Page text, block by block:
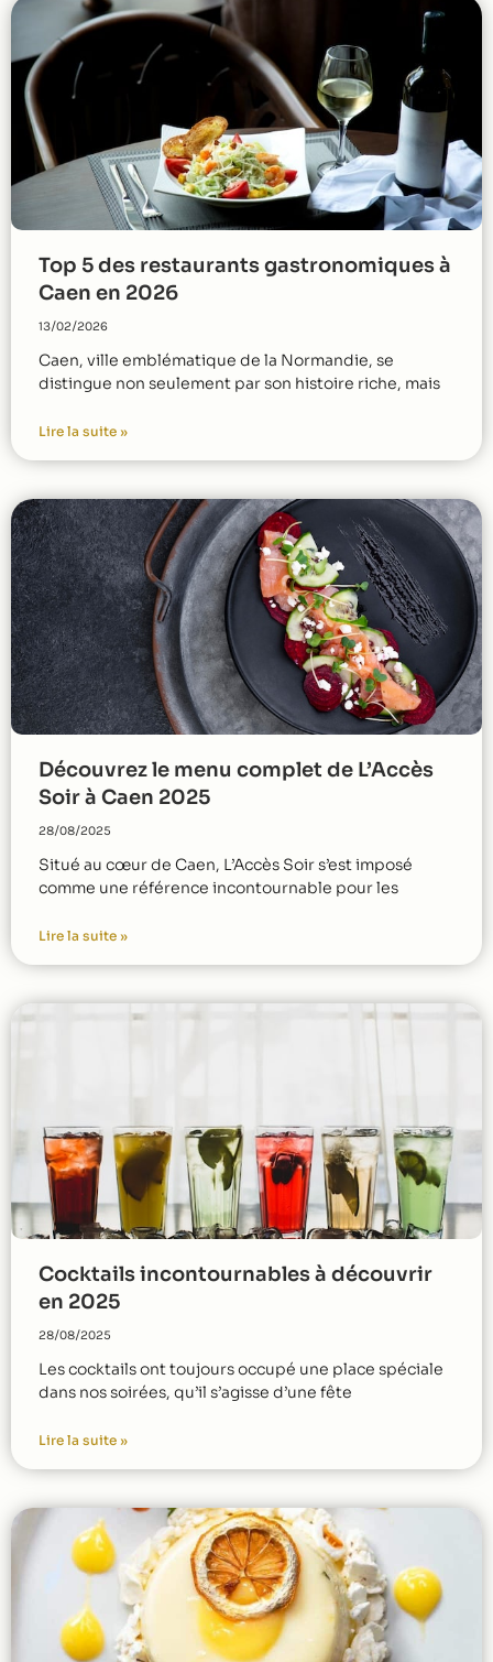
Top 5 des restaurants gastronomiques à
Caen en 2026
13/02/2026
Caen, ville emblématique de la Normandie, se
distingue non seulement par son histoire riche, mais
Lire la suite »
Découvrez le menu complet de L’Accès
Soir à Caen 2025
28/08/2025
Situé au cœur de Caen, L’Accès Soir s’est imposé
comme une référence incontournable pour les
Lire la suite »
Cocktails incontournables à découvrir
en 2025
28/08/2025
Les cocktails ont toujours occupé une place spéciale
dans nos soirées, qu’il s’agisse d’une fête
Lire la suite »